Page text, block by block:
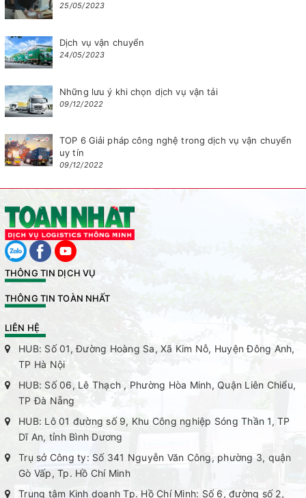
25/05/2023
Dịch vụ vận chuyển
24/05/2023
Những lưu ý khi chọn dịch vụ vận tải
09/12/2022
TOP 6 Giải pháp công nghệ trong dịch vụ vận chuyển
uy tín
09/12/2022
THÔNG TIN DỊCH VỤ
THÔNG TIN TOÀN NHẤT
LIÊN HỆ
HUB: Số 01, Đường Hoàng Sa, Xã Kim Nỗ, Huyện Đông Anh,
TP Hà Nội
HUB: Số 06, Lê Thạch , Phường Hòa Minh, Quận Liên Chiểu,
TP Đà Nẵng
HUB: Lô 01 đường số 9, Khu Công nghiệp Sóng Thần 1, TP
Dĩ An, tỉnh Bình Dương
Trụ sở Công ty: Số 341 Nguyễn Văn Công, phường 3, quận
Gò Vấp, Tp. Hồ Chí Minh
Trung tâm Kinh doanh Tp. Hồ Chí Minh: Số 6, đường số 2,